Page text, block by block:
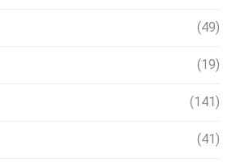
(49)
(19)
(141)
(41)